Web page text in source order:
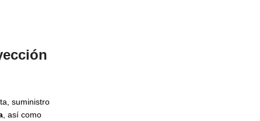
suministro
, así como